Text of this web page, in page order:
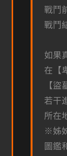
戰鬥
戰鬥
如果
在【
【
若干
所在
※姊
圖鑑